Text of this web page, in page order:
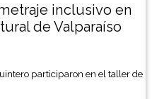
inclusivo en
de Valparaíso
participaron en el taller de